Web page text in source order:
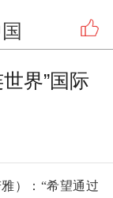
界”国际
）：“希望通过